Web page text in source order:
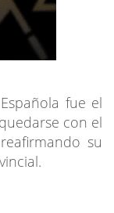
fue el
con el
su